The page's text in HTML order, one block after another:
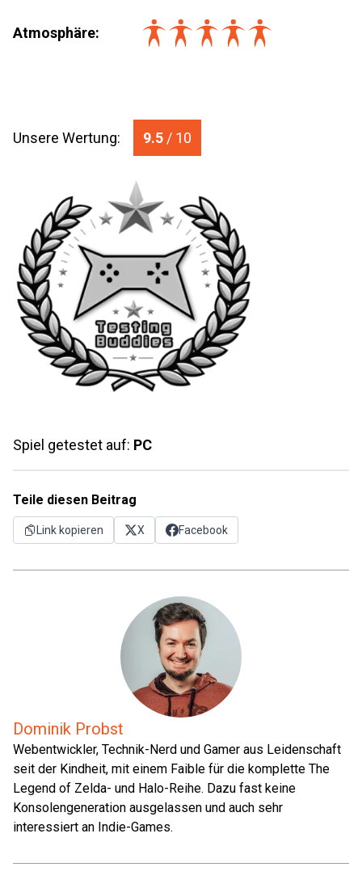
Atmosphäre:
Unsere Wertung: 9.5 / 10
Spiel getestet auf: PC
Teile diesen Beitrag
Link kopieren X Facebook
Dominik Probst
Webentwickler, Technik-Nerd und Gamer aus Leidenschaft
seit der Kindheit, mit einem Faible für die komplette The
Legend of Zelda- und Halo-Reihe. Dazu fast keine
Konsolengeneration ausgelassen und auch sehr
interessiert an Indie-Games.